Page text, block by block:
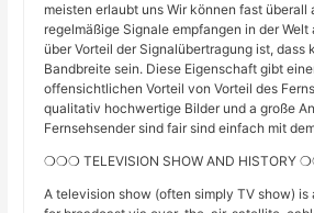
meisten erlaubt uns Wir können fast überall
regelmäßige Signale empfangen in der
über Vorteil der Signalübertragung ist, dass
Bandbreite sein. Diese Eigenschaft gibt
offensichtlichen Vorteil von Vorteil des
qualitativ hochwertige Bilder und a große
Fernsehsender sind fair sind einfach mit
❍❍❍ TELEVISION SHOW AND HISTORY
A television show (often simply TV show)